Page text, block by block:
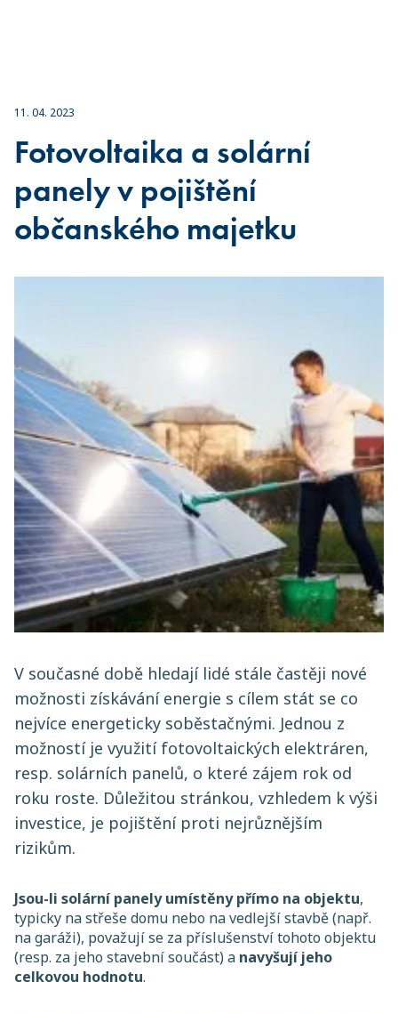
11. 04. 2023
Fotovoltaika a solární
panely v pojištění
občanského majetku
V současné době hledají lidé stále častěji nové
možnosti získávání energie s cílem stát se co
nejvíce energeticky soběstačnými. Jednou z
možností je využití fotovoltaických elektráren,
resp. solárních panelů, o které zájem rok od
roku roste. Důležitou stránkou, vzhledem k výši
investice, je pojištění proti nejrůznějším
rizikům.
Jsou-li solární panely umístěny přímo na objektu,
typicky na střeše domu nebo na vedlejší stavbě (např.
na garáži), považují se za příslušenství tohoto objektu
(resp. za jeho stavební součást) a navyšují jeho
celkovou hodnotu.